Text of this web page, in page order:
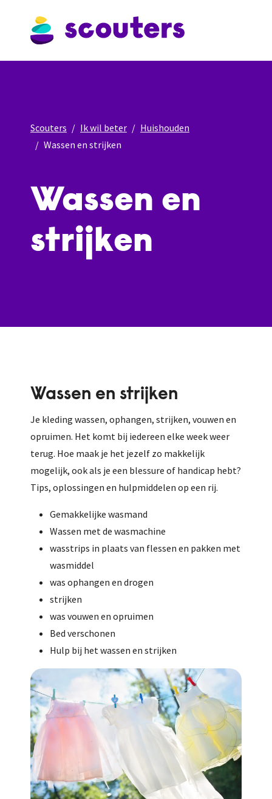
Scouters Ik wil beter
Huishouden
Wassen en strijken
Wassen en
strijken
Wassen en strijken
Je kleding wassen, ophangen, strijken, vouwen en
opruimen. Het komt bij iedereen elke week weer
terug. Hoe maak je het jezelf zo makkelijk
mogelijk, ook als je een blessure of handicap hebt?
Tips, oplossingen en hulpmiddelen op een rij.
Gemakkelijke wasmand
Wassen met de wasmachine
wasstrips in plaats van flessen en pakken met
wasmiddel
was ophangen en drogen
strijken
was vouwen en opruimen
Bed verschonen
Hulp bij het wassen en strijken